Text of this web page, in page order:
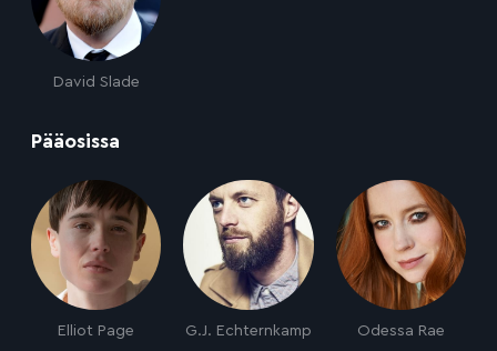
David Slade
Pääosissa
Elliot Page G.J. Echternkamp Odessa Rae